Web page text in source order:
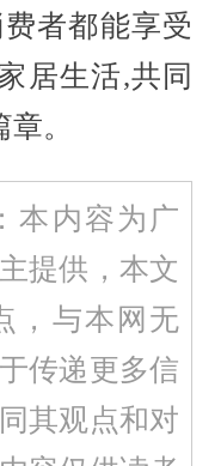
者都能享受
居生活,共同
。
本内容为广
提供，本文
，与本网无
传递更多信
其观点和对